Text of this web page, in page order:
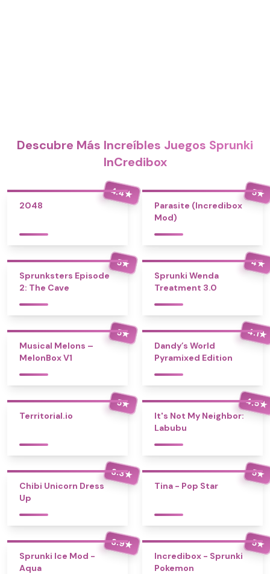
Descubre Más Increíbles Juegos Sprunki
InCredibox
4.4★
2048
5★
Parasite (Incredibox
Mod)
5★
Sprunksters Episode
2: The Cave
4★
Sprunki Wenda
Treatment 3.0
5★
Musical Melons –
MelonBox V1
4.1★
Dandy’s World
Pyramixed Edition
5★
Territorial.io
4.5★
It's Not My Neighbor:
Labubu
3.3★
Chibi Unicorn Dress
Up
5★
Tina - Pop Star
3.9★
Sprunki Ice Mod -
Aqua
5★
Incredibox - Sprunki
Pokemon